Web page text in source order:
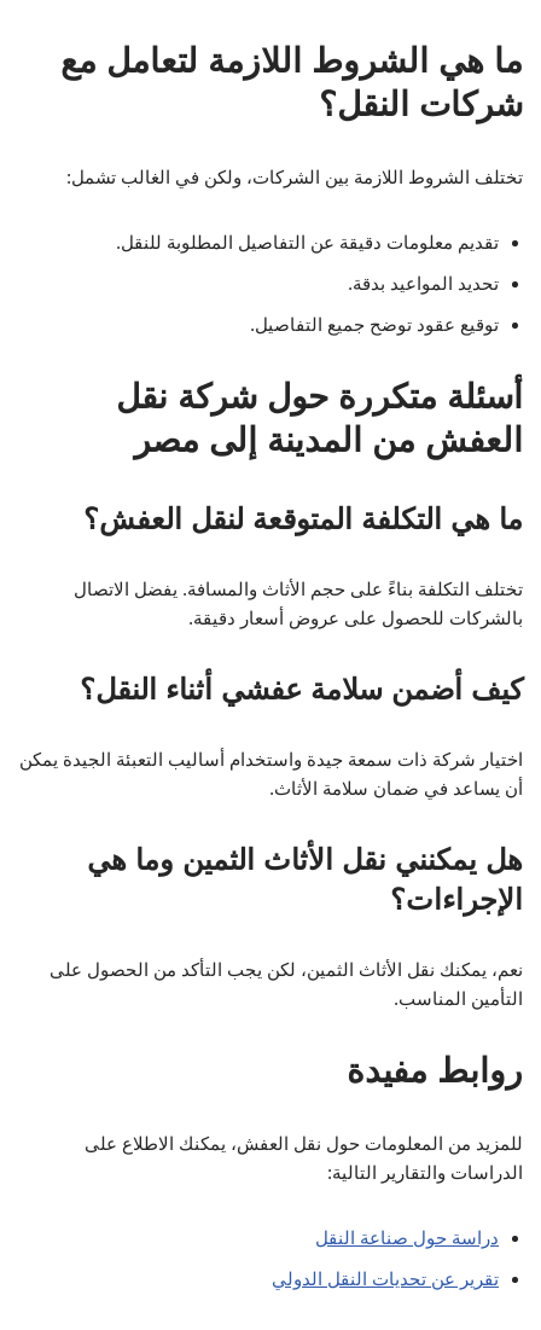
ما هي الشروط اللازمة لتعامل مع
شركات النقل؟
تختلف الشروط اللازمة بين الشركات، ولكن في الغالب تشمل:
تقديم معلومات دقيقة عن التفاصيل المطلوبة للنقل.
تحديد المواعيد بدقة.
توقيع عقود توضح جميع التفاصيل.
أسئلة متكررة حول شركة نقل
العفش من المدينة إلى مصر
ما هي التكلفة المتوقعة لنقل العفش؟
تختلف التكلفة بناءً على حجم الأثاث والمسافة. يفضل الاتصال
بالشركات للحصول على عروض أسعار دقيقة.
كيف أضمن سلامة عفشي أثناء النقل؟
اختيار شركة ذات سمعة جيدة واستخدام أساليب التعبئة الجيدة يمكن
أن يساعد في ضمان سلامة الأثاث.
هل يمكنني نقل الأثاث الثمين وما هي
الإجراءات؟
نعم، يمكنك نقل الأثاث الثمين، لكن يجب التأكد من الحصول على
التأمين المناسب.
روابط مفيدة
للمزيد من المعلومات حول نقل العفش، يمكنك الاطلاع على
الدراسات والتقارير التالية:
دراسة حول صناعة النقل
تقرير عن تحديات النقل الدولي